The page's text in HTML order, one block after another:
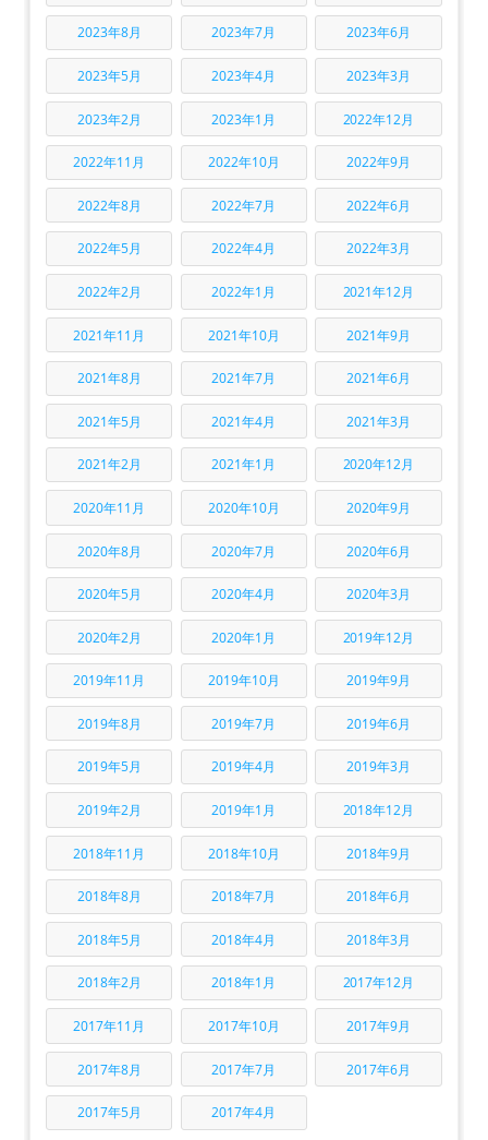
2023年8月 2023年7月 2023年6月
2023年5月 2023年4月 2023年3月
2023年2月 2023年1月 2022年12月
2022年11月 2022年10月 2022年9月
2022年8月 2022年7月 2022年6月
2022年5月 2022年4月 2022年3月
2022年2月 2022年1月 2021年12月
2021年11月 2021年10月 2021年9月
2021年8月 2021年7月 2021年6月
2021年5月 2021年4月 2021年3月
2021年2月 2021年1月 2020年12月
2020年11月 2020年10月 2020年9月
2020年8月 2020年7月 2020年6月
2020年5月 2020年4月 2020年3月
2020年2月 2020年1月 2019年12月
2019年11月 2019年10月 2019年9月
2019年8月 2019年7月 2019年6月
2019年5月 2019年4月 2019年3月
2019年2月 2019年1月 2018年12月
2018年11月 2018年10月 2018年9月
2018年8月 2018年7月 2018年6月
2018年5月 2018年4月 2018年3月
2018年2月 2018年1月 2017年12月
2017年11月 2017年10月 2017年9月
2017年8月 2017年7月 2017年6月
2017年5月 2017年4月